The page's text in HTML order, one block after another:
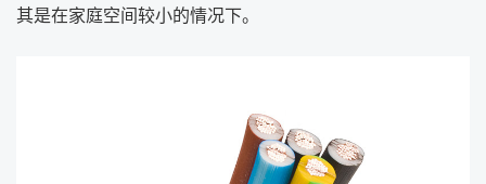
其是在家庭空间较小的情况下。